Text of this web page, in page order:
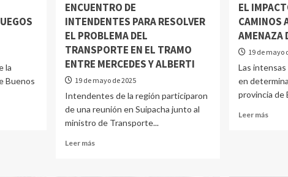
la
Buenos
ENCUENTRO DE
INTENDENTES PARA RESOLVER
EL PROBLEMA DEL
TRANSPORTE EN EL TRAMO
ENTRE MERCEDES Y ALBERTI
19 de mayo de 2025
Intendentes de la región participaron
de una reunión en Suipacha junto al
ministro de Transporte...
Leer más
EL
CAMINOS
AMENAZA
19 de mayo
Las
en
provincia de
Leer más